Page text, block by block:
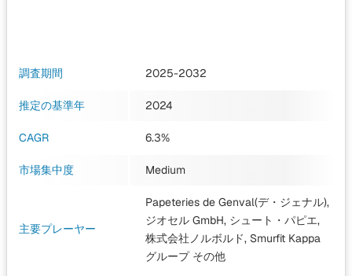
調査期間 2025-2032
推定の基準年 2024
CAGR 6.3%
市場集中度 Medium
主要プレーヤー
Papeteries de Genval(デ・ジェナル),
ジオセル GmbH, シュート・パピエ,
株式会社ノルボルド, Smurfit Kappa
グループ その他